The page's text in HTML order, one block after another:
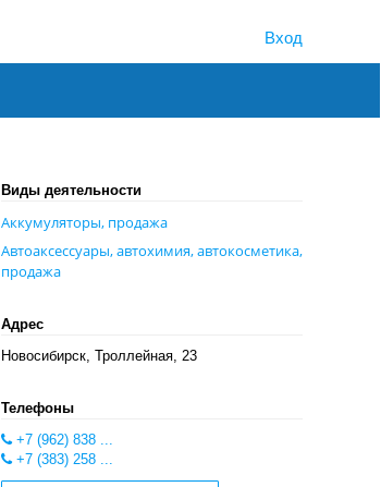
Вход
Виды деятельности
Аккумуляторы, продажа
Автоаксессуары, автохимия, автокосметика,
продажа
Адрес
Новосибирск, Троллейная, 23
Телефоны
+7 (962) 838 ...
+7 (383) 258 ...